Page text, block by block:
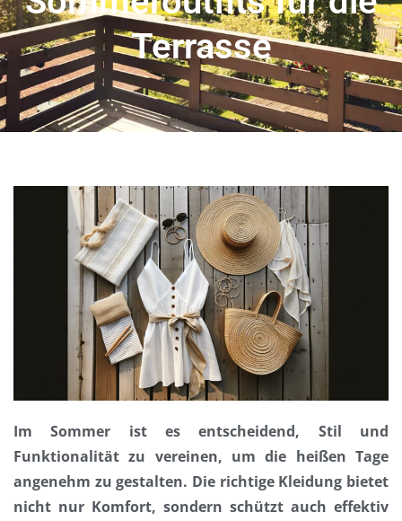
Terrasse
Im Sommer ist es entscheidend, Stil und
Funktionalität zu vereinen, um die heißen Tage
angenehm zu gestalten. Die richtige Kleidung bietet
nicht nur Komfort, sondern schützt auch effektiv